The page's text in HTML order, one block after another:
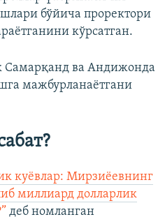
бўйича проректори
кўрсатган.
ва Андижонда
мажбурланаётгани
куëвлар: Мирзиëевнинг
миллиард долларлик
деб номланган